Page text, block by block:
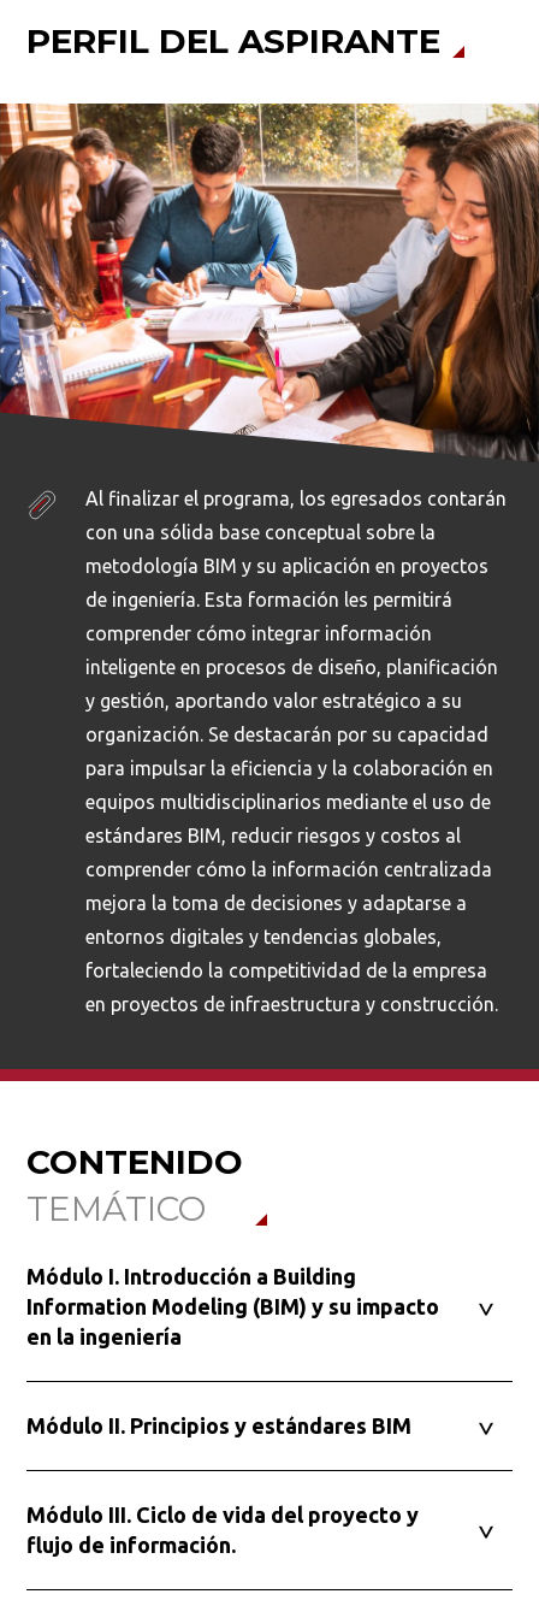
PERFIL DEL ASPIRANTE
Al finalizar el programa, los egresados contarán
con una sólida base conceptual sobre la
metodología BIM y su aplicación en proyectos
de ingeniería. Esta formación les permitirá
comprender cómo integrar información
inteligente en procesos de diseño, planificación
y gestión, aportando valor estratégico a su
organización. Se destacarán por su capacidad
para impulsar la eficiencia y la colaboración en
equipos multidisciplinarios mediante el uso de
estándares BIM, reducir riesgos y costos al
comprender cómo la información centralizada
mejora la toma de decisiones y adaptarse a
entornos digitales y tendencias globales,
fortaleciendo la competitividad de la empresa
en proyectos de infraestructura y construcción.
CONTENIDO
TEMÁTICO
Módulo I. Introducción a Building
Information Modeling (BIM) y su impacto
en la ingeniería
Módulo II. Principios y estándares BIM
Módulo III. Ciclo de vida del proyecto y
flujo de información.
Busca en la escuela
¿Qué buscas?
Buscar en: *